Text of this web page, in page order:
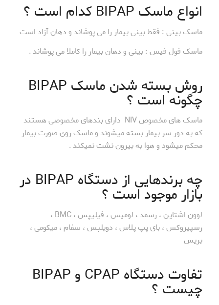
انواع ماسک BIPAP کدام است ؟
ماسک بینی : فقط بینی بیمار را می پوشاند و دهان آزاد است
ماسک فول فیس : بینی و دهان بیمار را کاملا می پوشاند .
روش بسته شدن ماسک BIPAP
چگونه است ؟
ماسک های مخصوص NIV دارای بندهای مخصوصی هستند
که به دور سر بیمار بسته میشوند و ماسک روی صورت بیمار
محکم میشود و هوا به بیرون نشت نمیکند .
چه برندهایی از دستگاه BIPAP در
بازار موجود است ؟
لوون اشتاین ، رسمد ، لومیس ، فیلیپس ، BMC ،
رسپیروکس ، بای پپ پلاس ، دویلبس ، سفام ، میکومی ،
بریس
تفاوت دستگاه CPAP و BIPAP
چیست ؟